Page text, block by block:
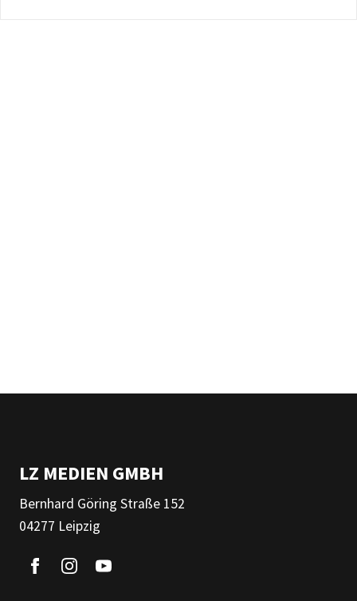
LZ MEDIEN GMBH
Bernhard Göring Straße 152
04277 Leipzig